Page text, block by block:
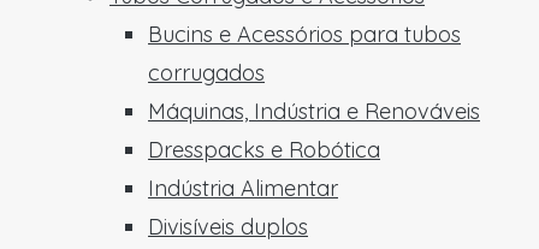
Bucins e Acessórios para tubos
corrugados
Máquinas, Indústria e Renováveis
Dresspacks e Robótica
Indústria Alimentar
Divisíveis duplos